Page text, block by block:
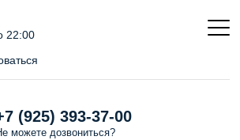
22:00
(925) 393-37-00
можете дозвониться?